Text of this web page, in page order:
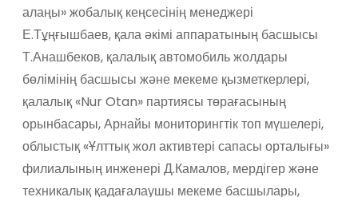
алаңы» жобалық кеңсесінің менеджері
Е.Тұңғышбаев, қала әкімі аппаратының басшысы
Т.Анашбеков, қалалық автомобиль жолдары
бөлімінің басшысы және мекеме қызметкерлері,
қалалық «Nur Otan» партиясы төрағасының
орынбасары, Арнайы мониторингтік топ мүшелері,
облыстық «Ұлттық жол активтері сапасы орталығы»
филиалының инженері Д.Камалов, мердігер және
техникалық қадағалаушы мекеме басшылары,